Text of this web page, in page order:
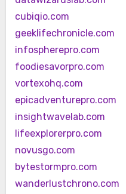
cubiqio.com
geeklifechronicle.com
infospherepro.com
foodiesavorpro.com
vortexohq.com
epicadventurepro.com
insightwavelab.com
lifeexplorerpro.com
novusgo.com
bytestormpro.com
wanderlustchrono.com